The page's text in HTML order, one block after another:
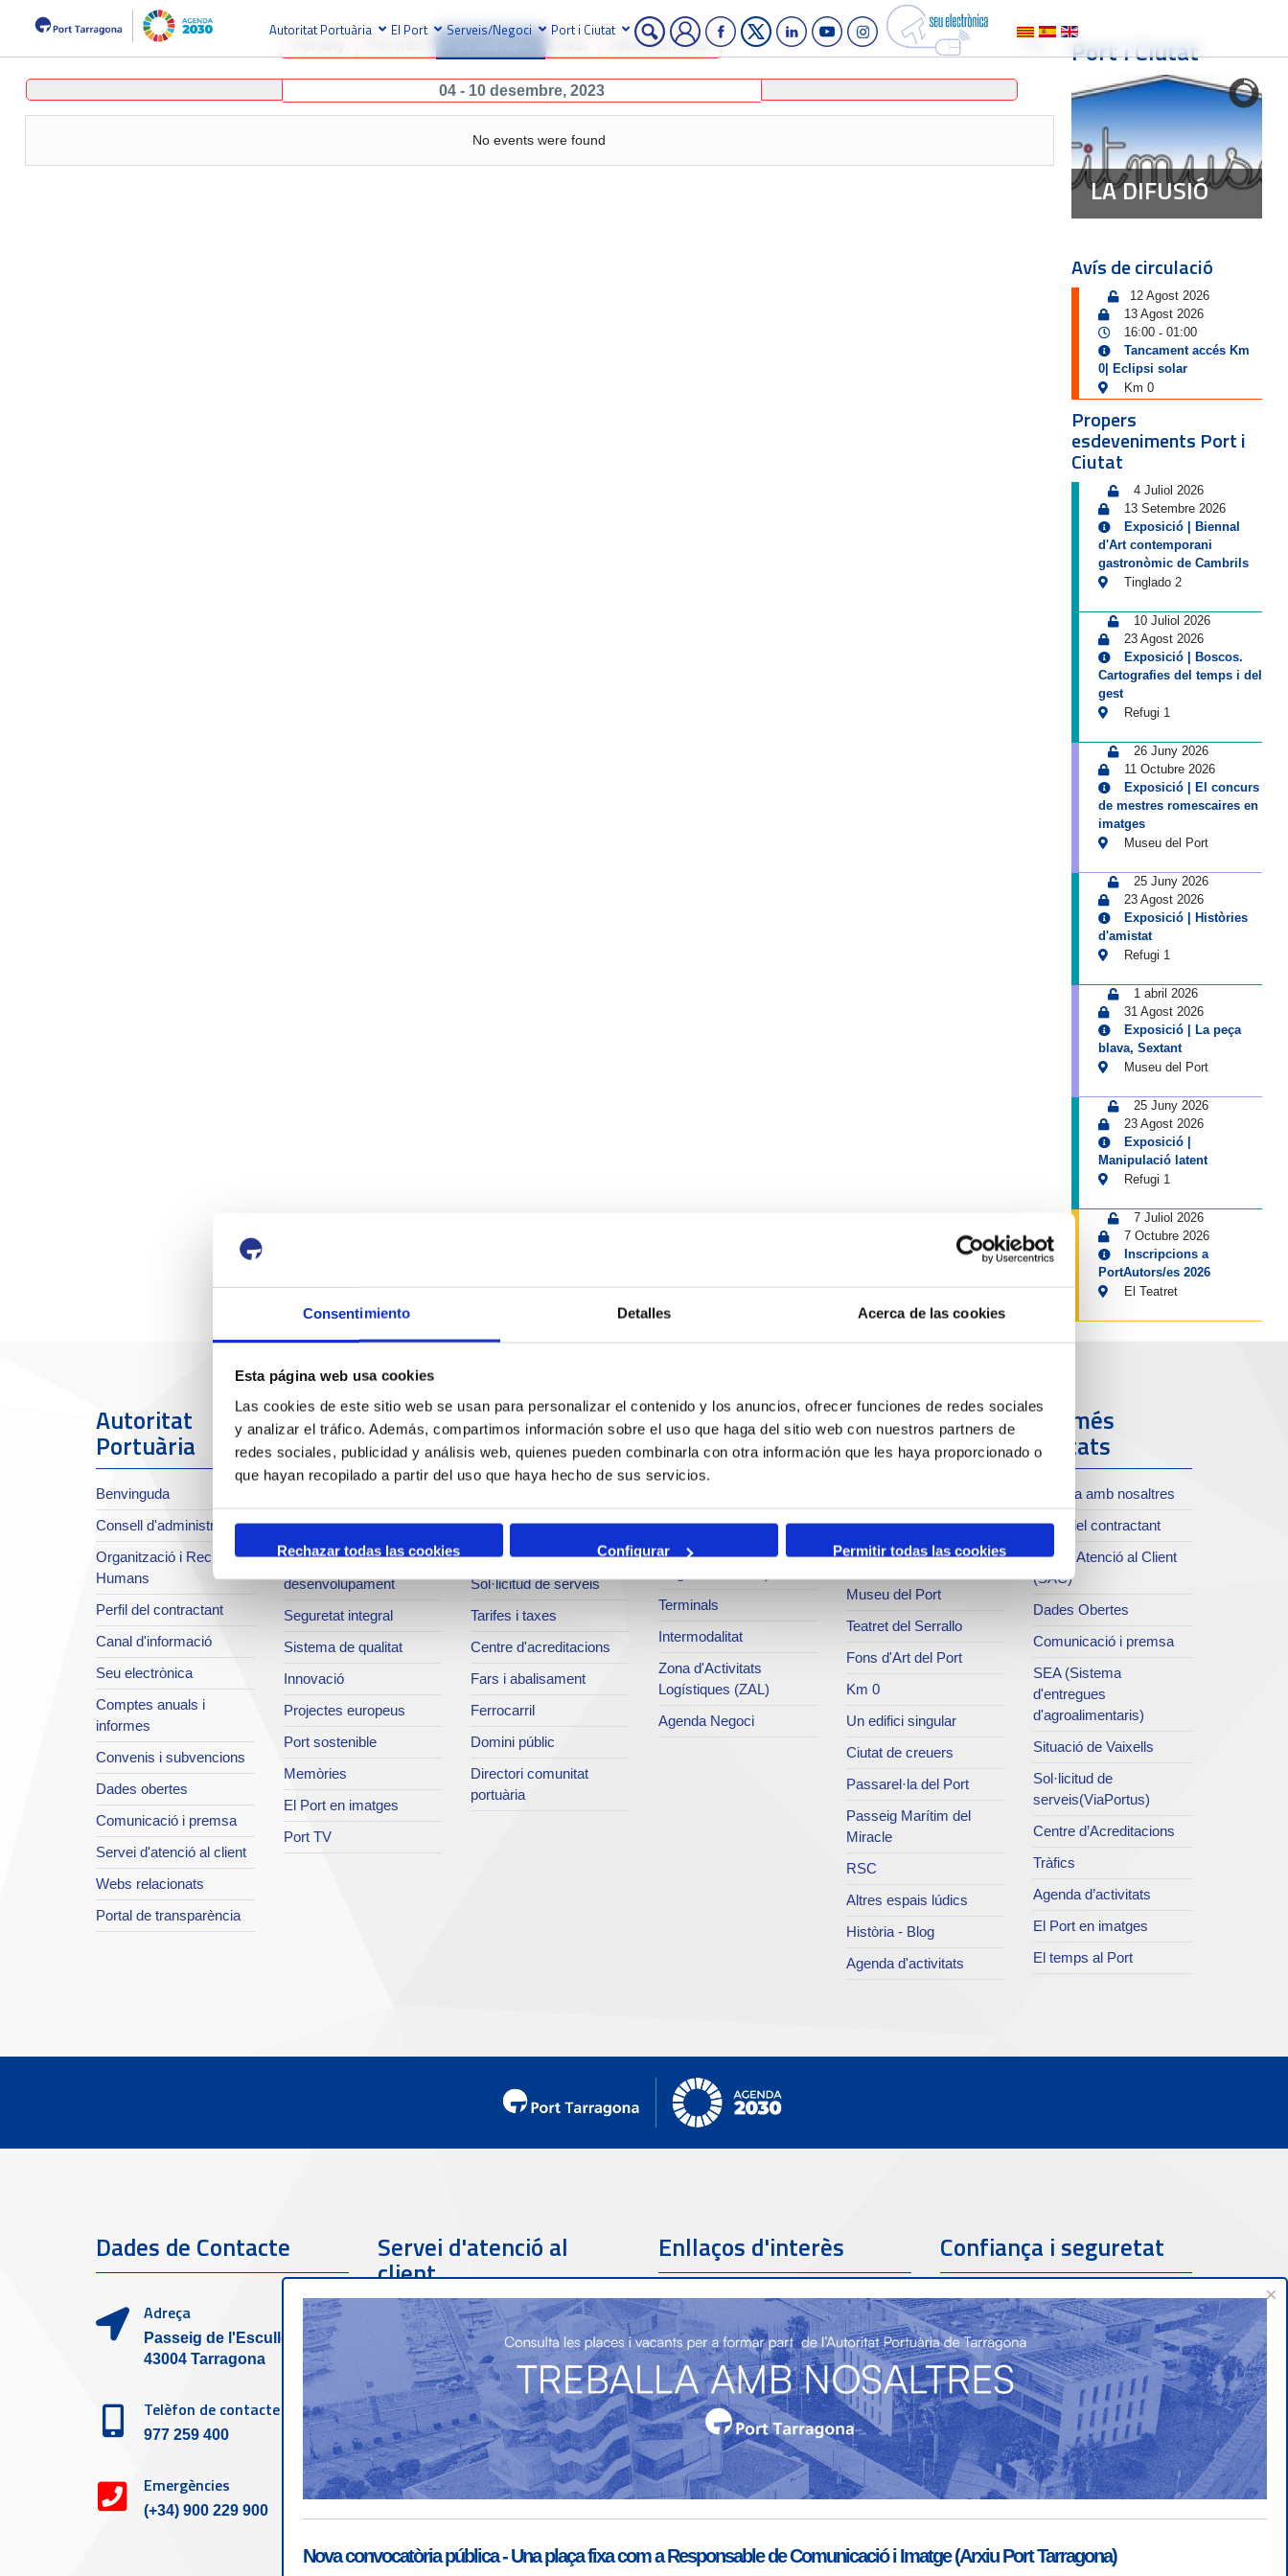
Consentimiento Detalles Acerca de las cookies
Esta página web usa cookies
Las cookies de este sitio web se usan para personalizar el contenido y los anuncios, ofrecer funciones de redes sociales
y analizar el tráfico. Además, compartimos información sobre el uso que haga del sitio web con nuestros partners de
redes sociales, publicidad y análisis web, quienes pueden combinarla con otra información que les haya proporcionado o
que hayan recopilado a partir del uso que haya hecho de sus servicios.
Rechazar todas las cookies Configurar Permitir todas las cookies
Autoritat Portuària El Port Serveis/Negoci Port i Ciutat
Anar a un mes
04 - 10 desembre, 2023
No events were found
Port i Ciutat
LA DIFUSIÓ
Avís de circulació
12 Agost 2026
13 Agost 2026
16:00- 01:00
Tancament accés Km
0| Eclipsi solar
Km 0
Propers
esdeveniments Port i
Ciutat
4 Juliol 2026
13 Setembre 2026
Exposició | Biennal
d'Art contemporani
gastronòmic de Cambrils
Tinglado 2
10 Juliol 2026
23 Agost 2026
Exposició | Boscos.
Cartografies del temps i del
gest
Refugi 1
26 Juny 2026
11 Octubre 2026
Exposició | El concurs
de mestres romescaires en
imatges
Museu del Port
25 Juny 2026
23 Agost 2026
Exposició | Històries
d'amistat
Refugi 1
1 abril 2026
31 Agost 2026
Exposició | La peça
blava, Sextant
Museu del Port
25 Juny 2026
23 Agost 2026
Exposició |
Manipulació latent
Refugi 1
7 Juliol 2026
7 Octubre 2026
Inscripcions a
PortAutors/es 2026
El Teatret
Autoritat
Portuària
Benvinguda
Consell d'administració
Organització i Recursos
Humans
Perfil del contractant
Canal d'informació
Seu electrònica
Comptes anuals i
informes
Convenis i subvencions
Dades obertes
Comunicació i premsa
Servei d'atenció al client
Webs relacionats
Portal de transparència
El Port
Sobre el Port
Infraestructures en
desenvolupament
Seguretat integral
Sistema de qualitat
Innovació
Projectes europeus
Port sostenible
Memòries
El Port en imatges
Port TV
Serveis
Operacions i serveis
portuaris
Bunkering
Serveis comercials
Sol·licitud de serveis
Tarifes i taxes
Centre d'acreditacions
Fars i abalisament
Ferrocarril
Domini públic
Directori comunitat
portuària
Negoci
Tràfics
d'entregues
Terminals
Intermodalitat
Zona d'Activitats
Logístiques (ZAL)
Agenda Negoci
Port i Ciutat
Parc del Port
Museu del Port
Teatret del Serrallo
Fons d'Art del Port
Km 0
Un edifici singular
Ciutat de creuers
Passarel·la del Port
Passeig Marítim del
Miracle
RSC
Altres espais lúdics
Història - Blog
Agenda d'activitats
Els més
visitats
Treballa amb nosaltres
Perfil del contractant
Servei Atenció al Client
(SAC)
Dades Obertes
Comunicació i premsa
SEA (Sistema
d'entregues
d'agroalimentaris)
Situació de Vaixells
Sol·licitud de
serveis(ViaPortus)
Centre d’Acreditacions
Tràfics
Agenda d’activitats
El Port en imatges
El temps al Port
Dades de Contacte
Adreça
Passeig de l'Escullera s/n,
43004 Tarragona
Telèfon de contacte
977 259 400
Emergències
(+34) 900 229 900
Servei d'atenció al
client
Telèfon de contacte
977 259 462
Email de contacte
sac@porttarragona.cat
Informació SAC
Accès a SAC ( Servei
Enllaços d'interès
Partners
Confiança i seguretat
×
Nova convocatòria pública - Una plaça fixa com a Responsable de Comunicació i Imatge (Arxiu Port Tarragona)